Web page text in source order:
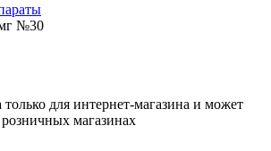
№30
для интернет-магазина и может
магазинах